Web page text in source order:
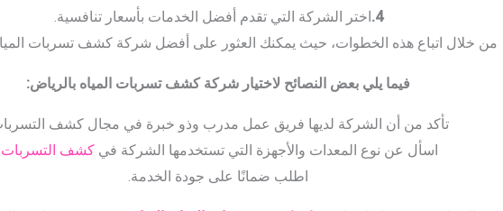
4. اختر الشركة التي تقدم أفضل الخدمات بأسعار تنافسية.
من خلال اتباع هذه الخطوات، حيث يمكنك العثور على أفضل شركة كشف تسربات
فيما يلي بعض النصائح لاختيار شركة كشف تسربات المياه بالرياض:
تأكد من أن الشركة لديها فريق عمل مدرب وذو خبرة في مجال كشف
اسأل عن نوع المعدات والأجهزة التي تستخدمها الشركة في كشف التسربات
اطلب ضمانًا على جودة الخدمة.